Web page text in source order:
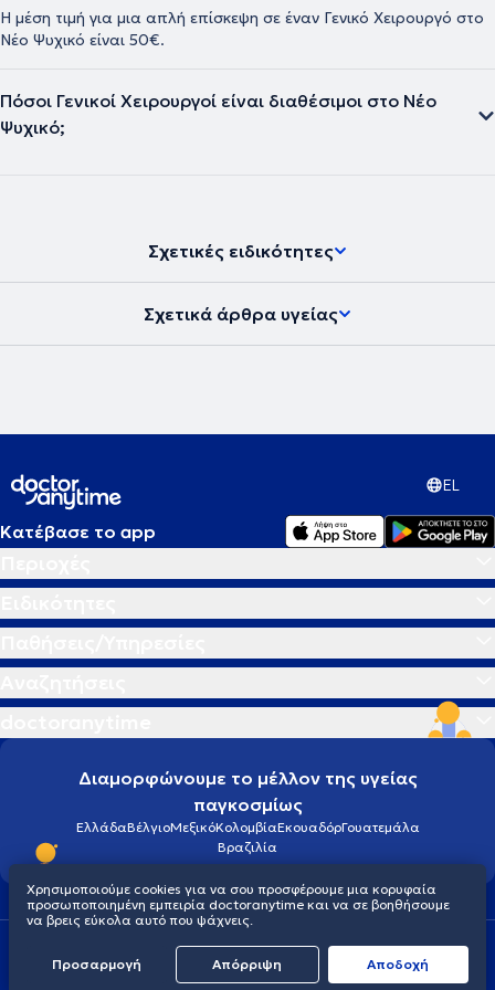
Η μέση τιμή για μια απλή επίσκεψη σε έναν Γενικό Χειρουργό στο
Νέο Ψυχικό είναι 50€.
Πόσοι Γενικοί Χειρουργοί είναι διαθέσιμοι στο Νέο
Ψυχικό;
Σχετικές ειδικότητες
Σχετικά άρθρα υγείας
EL
Κατέβασε το app
Διαμορφώνουμε το μέλλον της υγείας
παγκοσμίως
ΕλλάδαΒέλγιοΜεξικόΚολομβίαΕκουαδόρΓουατεμάλα
Βραζιλία
Πολιτική προστασίας προσωπικού απορρήτου
© 2026 doctoranytime
Χρησιμοποιούμε cookies για να σου προσφέρουμε μια κορυφαία
προσωποποιημένη εμπειρία doctoranytime και να σε βοηθήσουμε
να βρεις εύκολα αυτό που ψάχνεις.
Προσαρμογή Απόρριψη Aποδοχή